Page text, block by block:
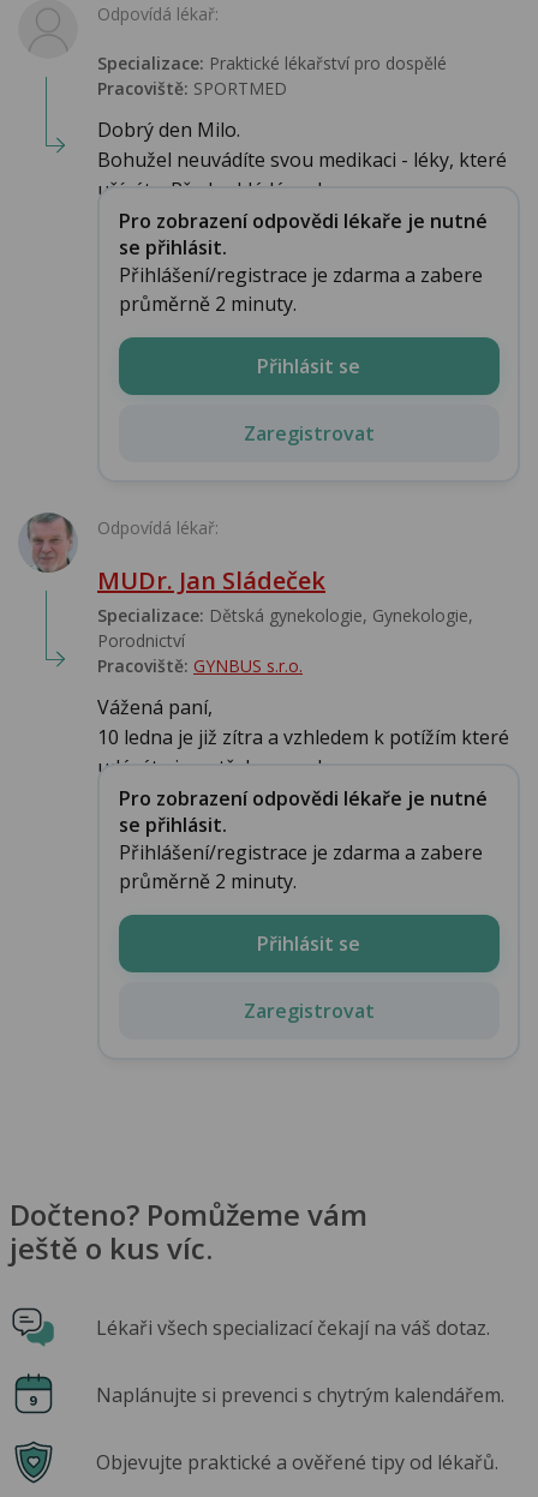
Odpovídá lékař:
Specializace: Praktické lékařství pro dospělé
Pracoviště: SPORTMED
Dobrý den Milo.
Bohužel neuvádíte svou medikaci - léky, které
užíváte. Předpokládám ale...
Pro zobrazení odpovědi lékaře je nutné
se přihlásit.
Přihlášení/registrace je zdarma a zabere
průměrně 2 minuty.
Přihlásit se
Zaregistrovat
Odpovídá lékař:
MUDr. Jan Sládeček
Specializace: Dětská gynekologie, Gynekologie,
Porodnictví
Pracoviště: GYNBUS s.r.o.
Vážená paní,
10 ledna je již zítra a vzhledem k potížím které
udáváte je potřeba gynek...
Pro zobrazení odpovědi lékaře je nutné
se přihlásit.
Přihlášení/registrace je zdarma a zabere
průměrně 2 minuty.
Přihlásit se
Zaregistrovat
Dočteno? Pomůžeme vám
ještě o kus víc.
Lékaři všech specializací čekají na váš dotaz.
Naplánujte si prevenci s chytrým kalendářem.
Objevujte praktické a ověřené tipy od lékařů.